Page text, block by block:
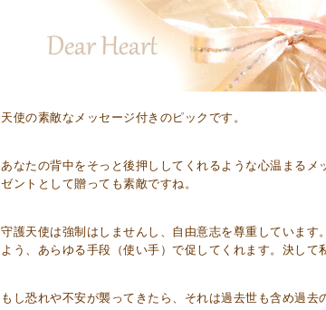
天使の素敵なメッセージ付きのピックです。
あなたの背中をそっと後押ししてくれるような心温まる
ゼントとして贈っても素敵ですね。
守護天使は強制はしませんし、自由意志を尊重していま
よう、あらゆる手段（使い手）で促してくれます。決して
もし恐れや不安が襲ってきたら、それは過去世も含め過